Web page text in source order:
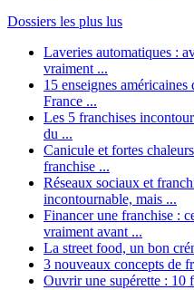
Dossiers les plus lus
Laveries automatiques :
vraiment ...
15 enseignes
France ...
Les 5 franchises
du ...
Canicule et fortes
franchise ...
Réseaux sociaux et
incontournable, mais ...
Financer une franchise :
vraiment avant ...
La street food, un bon
3 nouveaux concepts de
Ouvrir une supérette : 10